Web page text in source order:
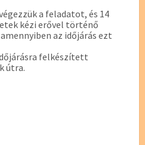
a feladatot, és 14
kézi erővel történő
az időjárás ezt
felkészített
útra.